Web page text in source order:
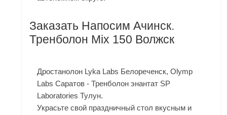
Заказать Напосим Ачинск.
Тренболон Mix 150 Волжск
Дростанолон Lyka Labs Белореченск, Olymp
Labs Саратов - Тренболон энантат SP
Laboratories Тулун.
Украсьте свой праздничный стол вкусным и